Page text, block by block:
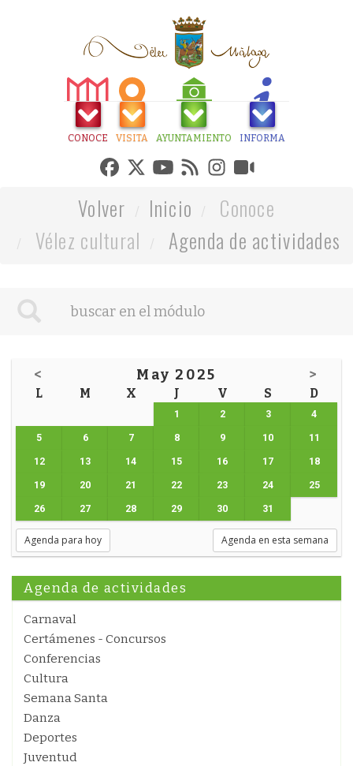
CONOCE VISITA AYUNTAMIENTO INFORMA
Volver Inicio
Conoce
Vélez cultural
Agenda de actividades
< May 2025 >
L M X J V S D
1 2 3 4
5 6 7 8 9 10 11
12 13 14 15 16 17 18
19 20 21 22 23 24 25
26 27 28 29 30 31
Agenda para hoy Agenda en esta semana
Agenda de actividades
Carnaval
Certámenes - Concursos
Conferencias
Cultura
Semana Santa
Danza
Deportes
Juventud